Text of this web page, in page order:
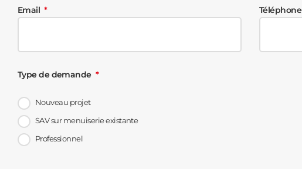
Email Téléphone
Type de demande
Nouveau projet
SAV sur menuiserie existante
Professionnel